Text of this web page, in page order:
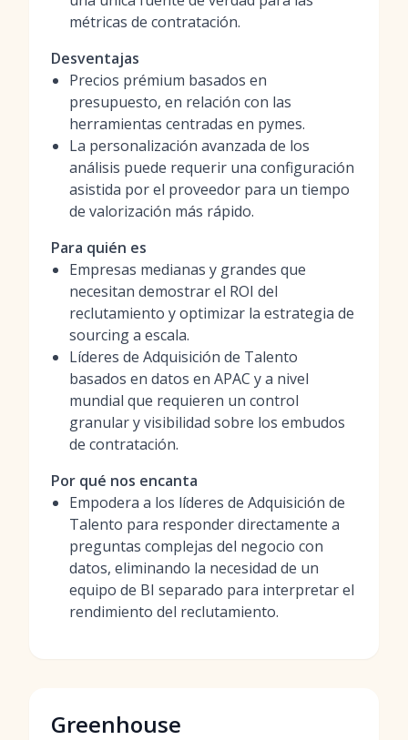
métricas de contratación.
Desventajas
Precios prémium basados en
presupuesto, en relación con las
herramientas centradas en pymes.
La personalización avanzada de los
análisis puede requerir una configuración
asistida por el proveedor para un tiempo
de valorización más rápido.
Para quién es
Empresas medianas y grandes que
necesitan demostrar el ROI del
reclutamiento y optimizar la estrategia de
sourcing a escala.
Líderes de Adquisición de Talento
basados en datos en APAC y a nivel
mundial que requieren un control
granular y visibilidad sobre los embudos
de contratación.
Por qué nos encanta
Empodera a los líderes de Adquisición de
Talento para responder directamente a
preguntas complejas del negocio con
datos, eliminando la necesidad de un
equipo de BI separado para interpretar el
rendimiento del reclutamiento.
Greenhouse